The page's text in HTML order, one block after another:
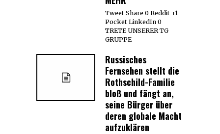
Tweet Share 0 Reddit +1
Pocket LinkedIn 0
TRETE UNSERER TG
GRUPPE
Russisches
Fernsehen stellt die
Rothschild-Familie
bloß und fängt an,
seine Bürger über
deren globale Macht
aufzuklären